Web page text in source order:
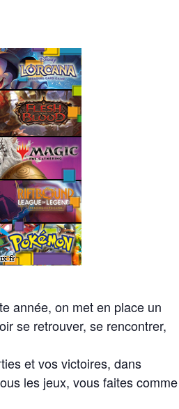
année, on met en place un
se retrouver, se rencontrer,
et vos victoires, dans
les jeux, vous faites comme